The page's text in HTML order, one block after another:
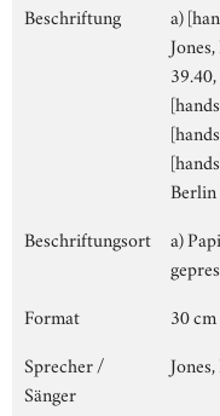
Beschriftung
a)
Berlin
Beschriftungsort
a)
Format
30 cm
Sprecher /
Sänger